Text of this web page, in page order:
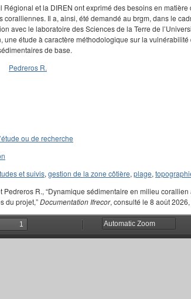
Régional et la DIREN ont exprimé des besoins en
coralliennes. Il a, ainsi, été demandé au brgm, dans le
avec le laboratoire des Sciences de la Terre de
une étude à caractère méthodologique sur la
de base.
Pedreros R.
ou de recherche
et suivis, gestion de la zone côtière, plage,
Pedreros R., “Dynamique sédimentaire en milieu
du projet,”Documentation Ifrecor, consulté le 8 août